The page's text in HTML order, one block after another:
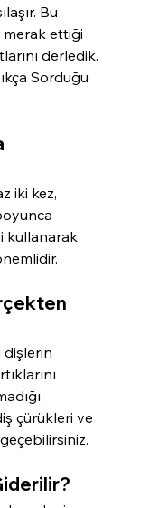
Bu
merak ettiği
derledik.
Sorduğu
iki kez,
kullanarak
dişlerin
çürükleri ve